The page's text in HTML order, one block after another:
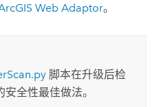
Web Adaptor。
脚本在升级后检
安全性最佳做法。